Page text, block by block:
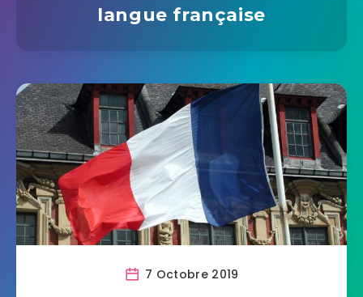
langue française
7 Octobre 2019